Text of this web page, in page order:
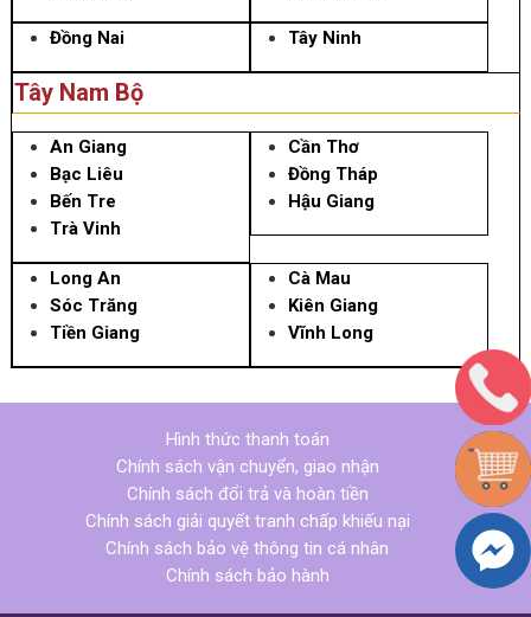
Đồng Nai Tây Ninh
Tây Nam Bộ
An Giang
Bạc Liêu
Bến Tre
Trà Vinh
Cần Thơ
Đồng Tháp
Hậu Giang
Long An
Sóc Trăng
Tiền Giang
Cà Mau
Kiên Giang
Vĩnh Long
Hình thức thanh toán
Chính sách vận chuyển, giao nhận
Chính sách đổi trả và hoàn tiền
Chính sách giải quyết tranh chấp khiếu nại
Chính sách bảo vệ thông tin cá nhân
Chính sách bảo hành